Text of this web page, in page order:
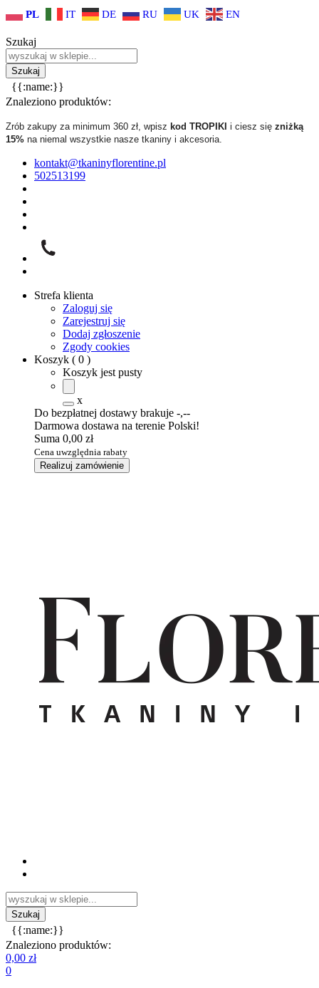
PL IT DE RU UK EN
Szukaj
{{:name:}}
Znaleziono produktów:
Zrób zakupy za minimum 360 zł, wpisz kod TROPIKI i ciesz się zniżką
15% na niemal wszystkie nasze tkaniny i akcesoria.
kontakt@tkaninyflorentine.pl
502513199
Strefa klienta
Zaloguj się
Zarejestruj się
Dodaj zgłoszenie
Zgody cookies
Koszyk ( 0 )
Koszyk jest pusty
x
Do bezpłatnej dostawy brakuje -,--
Darmowa dostawa na terenie Polski!
Suma 0,00 zł
Cena uwzględnia rabaty
Realizuj zamówienie
{{:name:}}
Znaleziono produktów:
0,00 zł
0